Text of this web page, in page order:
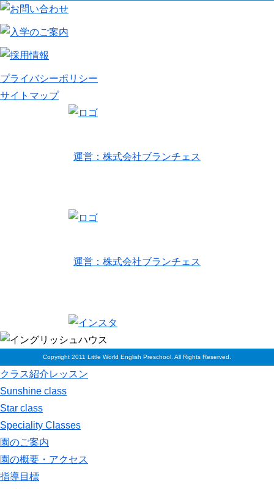
プライバシーポリシー
サイトマップ
運営：株式会社ブランチェス
運営：株式会社ブランチェス
Copyright 2011 Little World English Preschool. All Rights Reserved.
クラス紹介レッスン
Sunshine class
Star class
Speciality Classes
園のご案内
園の概要・アクセス
指導目標